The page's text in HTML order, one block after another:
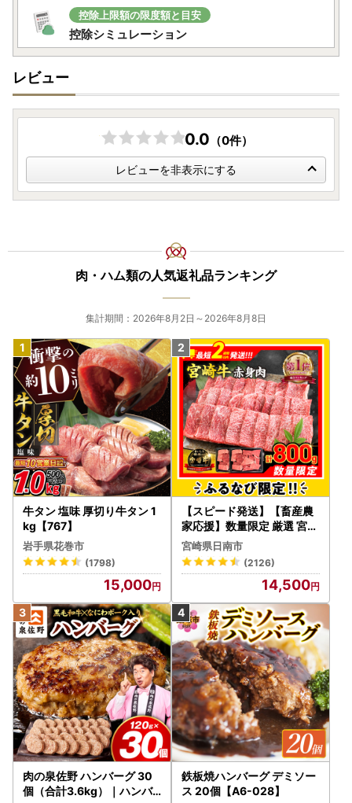
ご案内」メールをご確認ください。
※マイナンバーカード、デジタル庁提供のマイナポータルア
プリが必要です。
【ワンストップ特例制度の申請書の送付について】
ワンストップ特例制度の申請書送付を「希望する」と選択さ
れた場合も、過去に(※他自治体も対象)「自治体マイペー
ジ」にてワンストップ申請オンラインサービスをご利用の場
合は、「寄附金受領証明書」のみ送付いたします。
【返品について】
・寄附申込みのキャンセル、返礼品の変更・返品はできませ
い。なお、不在日や不在期間がある場合は事前にご連絡くだ
・寄附者からいただいた個人情報は商品の発送とご連絡以外
には一切使用しません。当センターが責任をもって安全に蓄
積・保管し、第三者に譲渡・提供することはありません。
【営業時間帯について】
・ネットからの申し込みは24時間受け付けています。
電話でのお問合せは下記の時間帯にお願いします。
平日 9:00-17:00
※土日祝日、年始は対応していません。
本サイトの運営は、ふるさと納税サポートセンターが行って
います。電話及びメールは、当センターが対応します。
TEL:050-3173-9314
メール:dazaifu@cyber-records.co.jp
控除上限額の限度額と目安
控除シミュレーション
レビュー
0.0 （0件）
レビューを非表示にする
肉・ハム類の人気返礼品ランキング
集計期間：2026年8月2日～2026年8月8日
牛タン 塩味 厚切り牛タン 1
kg【767】
岩手県花巻市
(1798)
15,000
【スピード発送】【畜産農
家応援】数量限定 厳選 宮崎
牛 赤身 焼肉 計800g FN-Li
mited-PR_BDV5-26-2W
宮崎県日南市
(2126)
14,500
肉の泉佐野 ハンバーグ 30
個（合計3.6kg）｜ハンバ
鉄板焼ハンバーグ デミソー
ス 20個【A6-028】